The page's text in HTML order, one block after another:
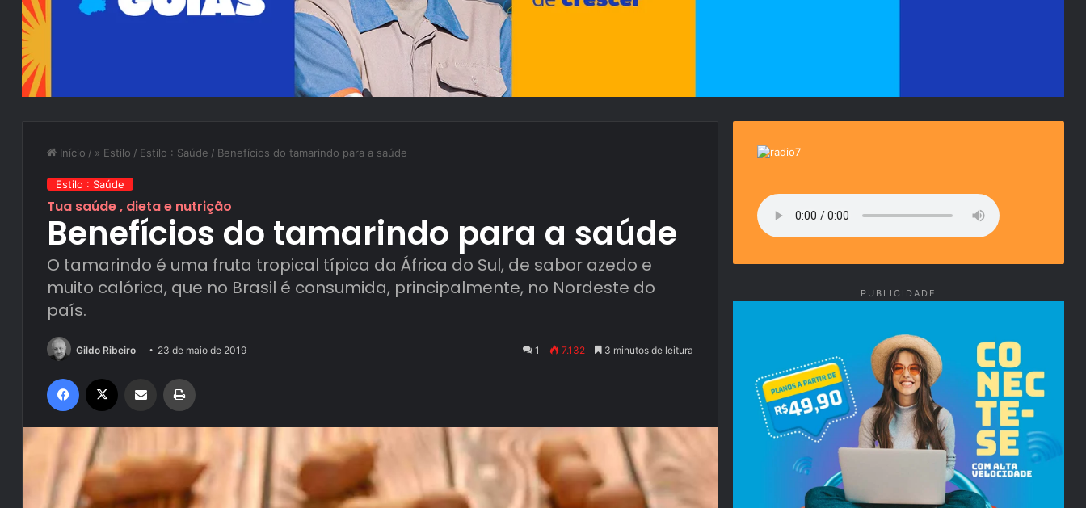
Início / » Estilo / Estilo : Saúde / Benefícios do tamarindo para a saúde
Estilo : Saúde
Tua saúde , dieta e nutrição
Benefícios do tamarindo para a saúde
O tamarindo é uma fruta tropical típica da África do Sul, de sabor azedo e
muito calórica, que no Brasil é consumida, principalmente, no Nordeste do
país.
Gildo Ribeiro 23 de maio de 2019 1 7.132 3 minutos de leitura
PUBLICIDADE